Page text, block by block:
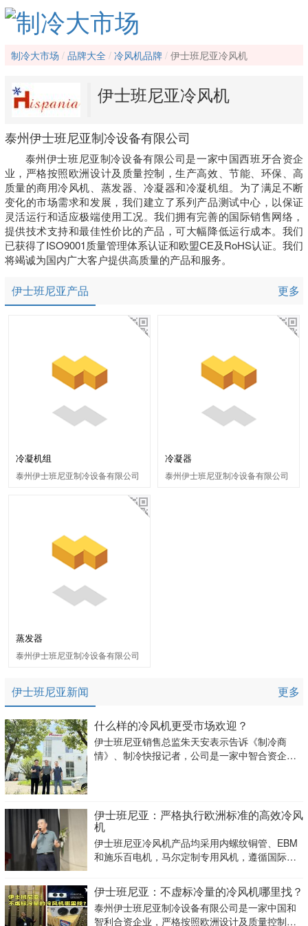
制冷大市场 品牌大全 冷风机品牌 伊士班尼亚冷风机
伊士班尼亚冷风机
泰州伊士班尼亚制冷设备有限公司
泰州伊士班尼亚制冷设备有限公司是一家中国西班牙合资企
业，严格按照欧洲设计及质量控制，生产高效、节能、环保、高
质量的商用冷风机、蒸发器、冷凝器和冷凝机组。为了满足不断
变化的市场需求和发展，我们建立了系列产品测试中心，以保证
灵活运行和适应极端使用工况。我们拥有完善的国际销售网络，
提供技术支持和最佳性价比的产品，可大幅降低运行成本。我们
已获得了ISO9001质量管理体系认证和欧盟CE及RoHS认证。我们
将竭诚为国内广大客户提供高质量的产品和服务。
伊士班尼亚产品 更多
冷凝机组
泰州伊士班尼亚制冷设备有限公司
冷凝器
泰州伊士班尼亚制冷设备有限公司
蒸发器
泰州伊士班尼亚制冷设备有限公司
伊士班尼亚新闻 更多
什么样的冷风机更受市场欢迎？
伊士班尼亚销售总监朱天安表示告诉《制冷商
情》、制冷快报记者，公司是一家中智合资企
伊士班尼亚：严格执行欧洲标准的高效冷风
机
伊士班尼亚冷风机产品均采用内螺纹铜管、EBM
和施乐百电机，马尔定制专用风机，遵循国际化
伊士班尼亚：不虚标冷量的冷风机哪里找？
泰州伊士班尼亚制冷设备有限公司是一家中国和
智利合资企业，严格按照欧洲设计及质量控制，